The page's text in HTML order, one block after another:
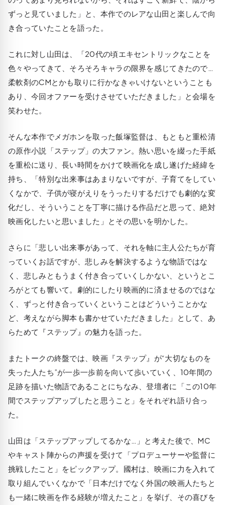
ずっと見ていました」と、本作でのレアな山田と楽しんで向
き合っていたことを語った。
これに対し山田は、「20代の頃エキセントリックなことを
色々やってきて、そろそろキャラの限界を感じてきたので…
柔軟剤のCMとかも取りに行かなきゃいけないということも
あり、今回オファーを受けさせていただきました」と会場を
笑わせた。
そんな本作でメガホンを取った飯塚監督は、もともと重松清
の原作小説「ステップ」の大ファン。熱い思いを綴った手紙
を重松に送り、長い時間をかけて映画化を成し遂げた経緯を
持ち、「特別な出来事はあまりないですが、子育てをしてい
くなかで、子供が寝がえりをうったりするだけでも劇的な変
化だし、そういうことを丁寧に描ける作品だと思って、絶対
映画化したいと思いました」とその思いを明かした。
さらに「悲しい出来事があって、それを軸に主人公たちが育
っていくお話ですが、悲しみを解決するような物語ではな
く、悲しみともうまく付き合っていくしかない、というとこ
ろがとても響いて。劇的にしたり映画的に済ませるのではな
く、ずっと付き合っていくということはどういうことかな
ど、考えながら脚本も書かせていただきました」として、あ
らためて『ステップ』の魅力を語った。
またトークの終盤では、映画『ステップ』が“大切なものを
失った人たち”が一歩一歩前を向いて歩いていく、10年間の
足跡を描いた物語であることにちなみ、登壇者に「この10年
間でステップアップしたと思うこと」をそれぞれ語り合っ
た。
山田は「ステップアップしてるかな…」と考えた後で、MC
やキャスト陣からの声援を受けて「プロデューサーや監督に
挑戦したこと」をピックアップ。國村は、映画に力を入れて
取り組んでいくなかで「日本だけでなく外国の映画人たちと
も一緒に映画を作る経験が増えたこと」を挙げ、その喜びを